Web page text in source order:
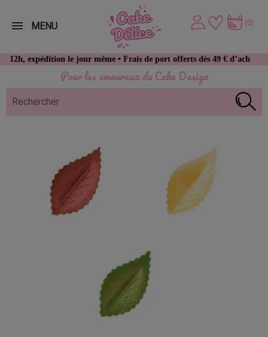
Pour les amoureux du Cake Design
le jour même • Frais de port offerts dès 49 € d’achat
(0)
MENU